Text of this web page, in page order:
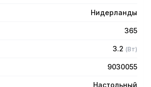
Нидерланды
365
3.2 (Вт)
9030055
Настольный